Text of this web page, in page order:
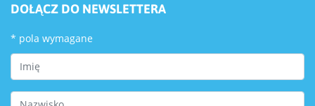
DOŁĄCZ DO NEWSLETTERA
* pola wymagane
First Name
Last Name